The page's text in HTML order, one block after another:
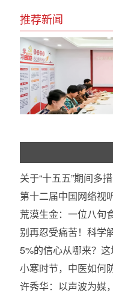
推荐新闻
关于“十五五”期间多
第十二届中国网络视
荒漠生金：一位八旬
别再忍受痛苦！科学
5%的信心从哪来？
小寒时节，中医如何
许秀华：以声波为媒